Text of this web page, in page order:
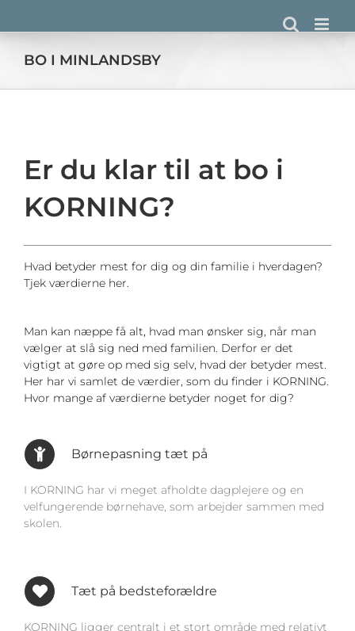
BO I MINLANDSBY
Er du klar til at bo i
KORNING?
Hvad betyder mest for dig og din familie i hverdagen?
Tjek værdierne her.
Man kan næppe få alt, hvad man ønsker sig, når man
vælger at slå sig ned med familien. Derfor er det
vigtigt at gøre op med sig selv, hvad der betyder mest.
Her har vi samlet de værdier, som du finder i KORNING.
Hvor mange af værdierne betyder noget for dig?
Børnepasning tæt på
I KORNING har vi meget afholdte dagplejere og en
velfungerende børnehave, som arbejder sammen med
skolen.
Tæt på bedsteforældre
KORNING ligger centralt i et stort område med relativt